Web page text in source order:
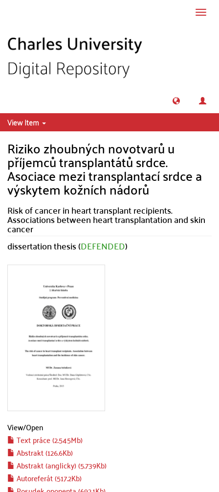
View Item
Riziko zhoubných novotvarů u
příjemců transplantátů srdce.
Asociace mezi transplantací srdce a
výskytem kožních nádorů
Risk of cancer in heart transplant recipients.
Associations between heart transplantation and skin
cancer
dissertation thesis (DEFENDED)
View/Open
Text práce (2.545Mb)
Abstrakt (126.6Kb)
Abstrakt (anglicky) (5.739Kb)
Autoreferát (517.2Kb)